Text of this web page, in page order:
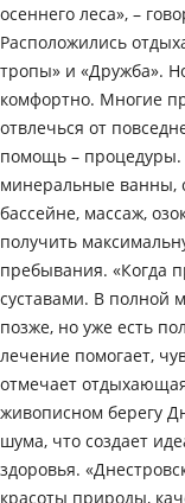
осеннего леса», –
Расположились
тропы» и «Дружба».
комфортно. Многие
отвлечься от
помощь – процедуры.
минеральные ванны,
бассейне, массаж,
получить
пребывания. «Когда
суставами. В полной
позже, но уже есть
лечение помогает,
отмечает
живописном берегу
шума, что создает
здоровья.
красоты природы,